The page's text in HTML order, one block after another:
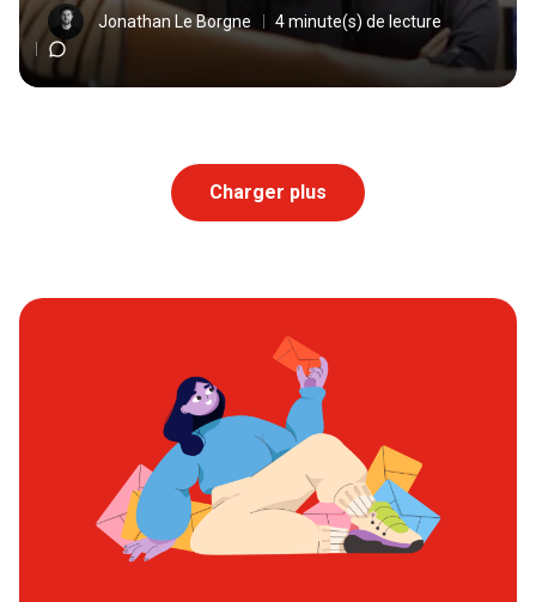
Jonathan Le Borgne 4 minute(s) de lecture
Charger plus